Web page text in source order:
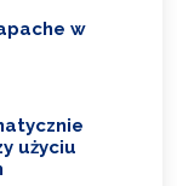
w
użyciu